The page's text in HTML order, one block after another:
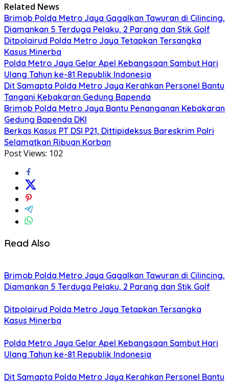
Related News
Brimob Polda Metro Jaya Gagalkan Tawuran di Cilincing,
Diamankan 5 Terduga Pelaku, 2 Parang dan Stik Golf
Ditpolairud Polda Metro Jaya Tetapkan Tersangka
Kasus Minerba
Polda Metro Jaya Gelar Apel Kebangsaan Sambut Hari
Ulang Tahun ke-81 Republik Indonesia
Dit Samapta Polda Metro Jaya Kerahkan Personel Bantu
Tangani Kebakaran Gedung Bapenda
Brimob Polda Metro Jaya Bantu Penanganan Kebakaran
Gedung Bapenda DKI
Berkas Kasus PT DSI P21, Dittipideksus Bareskrim Polri
Selamatkan Ribuan Korban
Post Views: 102
Read Also
Brimob Polda Metro Jaya Gagalkan Tawuran di Cilincing,
Diamankan 5 Terduga Pelaku, 2 Parang dan Stik Golf
Ditpolairud Polda Metro Jaya Tetapkan Tersangka
Kasus Minerba
Polda Metro Jaya Gelar Apel Kebangsaan Sambut Hari
Ulang Tahun ke-81 Republik Indonesia
Dit Samapta Polda Metro Jaya Kerahkan Personel Bantu